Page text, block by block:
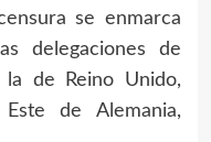
se enmarca
delegaciones de
de Reino Unido,
de Alemania,